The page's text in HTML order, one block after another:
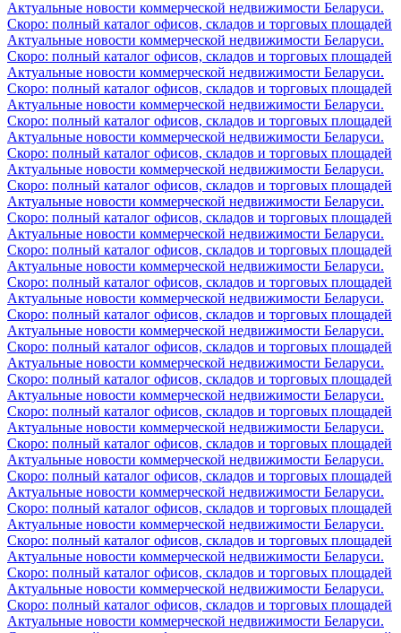
Актуальные новости коммерческой недвижимости Беларуси.
Скоро: полный каталог офисов, складов и торговых площадей
Актуальные новости коммерческой недвижимости Беларуси.
Скоро: полный каталог офисов, складов и торговых площадей
Актуальные новости коммерческой недвижимости Беларуси.
Скоро: полный каталог офисов, складов и торговых площадей
Актуальные новости коммерческой недвижимости Беларуси.
Скоро: полный каталог офисов, складов и торговых площадей
Актуальные новости коммерческой недвижимости Беларуси.
Скоро: полный каталог офисов, складов и торговых площадей
Актуальные новости коммерческой недвижимости Беларуси.
Скоро: полный каталог офисов, складов и торговых площадей
Актуальные новости коммерческой недвижимости Беларуси.
Скоро: полный каталог офисов, складов и торговых площадей
Актуальные новости коммерческой недвижимости Беларуси.
Скоро: полный каталог офисов, складов и торговых площадей
Актуальные новости коммерческой недвижимости Беларуси.
Скоро: полный каталог офисов, складов и торговых площадей
Актуальные новости коммерческой недвижимости Беларуси.
Скоро: полный каталог офисов, складов и торговых площадей
Актуальные новости коммерческой недвижимости Беларуси.
Скоро: полный каталог офисов, складов и торговых площадей
Актуальные новости коммерческой недвижимости Беларуси.
Скоро: полный каталог офисов, складов и торговых площадей
Актуальные новости коммерческой недвижимости Беларуси.
Скоро: полный каталог офисов, складов и торговых площадей
Актуальные новости коммерческой недвижимости Беларуси.
Скоро: полный каталог офисов, складов и торговых площадей
Актуальные новости коммерческой недвижимости Беларуси.
Скоро: полный каталог офисов, складов и торговых площадей
Актуальные новости коммерческой недвижимости Беларуси.
Скоро: полный каталог офисов, складов и торговых площадей
Актуальные новости коммерческой недвижимости Беларуси.
Скоро: полный каталог офисов, складов и торговых площадей
Актуальные новости коммерческой недвижимости Беларуси.
Скоро: полный каталог офисов, складов и торговых площадей
Актуальные новости коммерческой недвижимости Беларуси.
Скоро: полный каталог офисов, складов и торговых площадей
Актуальные новости коммерческой недвижимости Беларуси.